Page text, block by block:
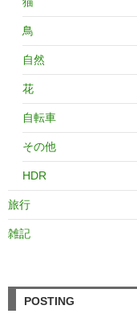
鳥
自然
花
自転車
その他
HDR
旅行
雑記
POSTING